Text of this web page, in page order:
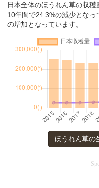
日本全体のほうれん草の収
10年間で24.3%の減少とな
の増加となっています。
ほうれん草の